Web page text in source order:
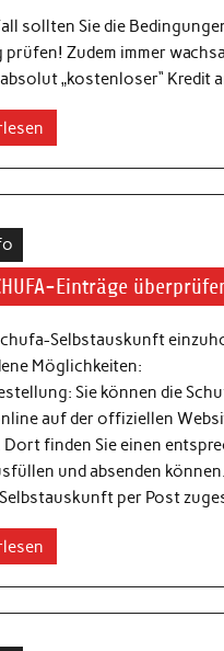
sollten Sie die
Zudem immer
absolut „kostenloser“ Kredit
Einträge
Selbstauskunft
Möglichkeiten:
Sie können die
auf der offiziellen
Dort finden Sie einen
und absenden
per Post